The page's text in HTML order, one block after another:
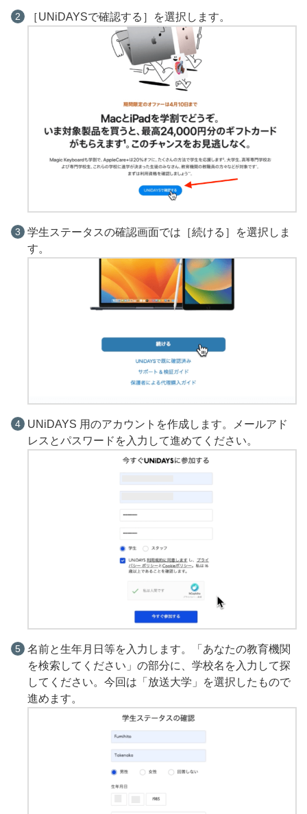
［UNiDAYSで確認する］を選択します。
学生ステータスの確認画面では［続ける］を選択しま
す。
UNiDAYS 用のアカウントを作成します。メールアド
レスとパスワードを入力して進めてください。
名前と生年月日等を入力します。「あなたの教育機関
を検索してください」の部分に、学校名を入力して探
してください。今回は「放送大学」を選択したもので
進めます。